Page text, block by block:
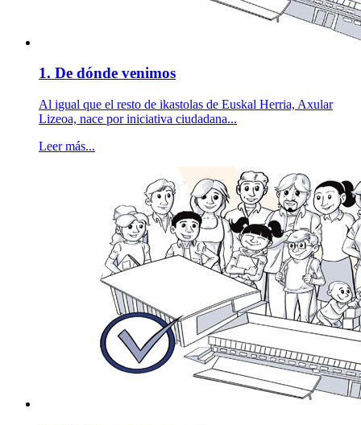
1. De dónde venimos
Al igual que el resto de ikastolas de Euskal Herria, Axular
Lizeoa, nace por iniciativa ciudadana...
Leer más...